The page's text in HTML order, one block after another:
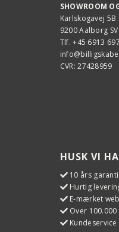
SHOWROOM
Karlskogavej 5B
9200 Aalborg SV
Tlf. +45 6913
CVR: 27428959
HUSK VI
10 års garanti
Hurtig
E-mærket
Over